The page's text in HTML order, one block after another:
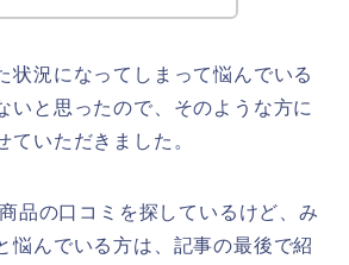
状況になってしまって悩んでいる
いと思ったので、そのような方に
ていただきました。
品の口コミを探しているけど、み
悩んでいる方は、記事の最後で紹